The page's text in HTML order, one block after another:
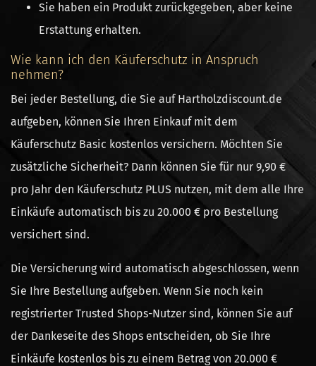
Sie haben ein Produkt zurückgegeben, aber keine
Erstattung erhalten.
Wie kann ich den Käuferschutz in Anspruch
nehmen?
Bei jeder Bestellung, die Sie auf Hartholzdiscount.de
aufgeben, können Sie Ihren Einkauf mit dem
Käuferschutz Basic kostenlos versichern. Möchten Sie
zusätzliche Sicherheit? Dann können Sie für nur 9,90 €
pro Jahr den Käuferschutz PLUS nutzen, mit dem alle Ihre
Einkäufe automatisch bis zu 20.000 € pro Bestellung
versichert sind.
Die Versicherung wird automatisch abgeschlossen, wenn
Sie Ihre Bestellung aufgeben. Wenn Sie noch kein
registrierter Trusted Shops-Nutzer sind, können Sie auf
der Dankeseite des Shops entscheiden, ob Sie Ihre
Einkäufe kostenlos bis zu einem Betrag von 20.000 €